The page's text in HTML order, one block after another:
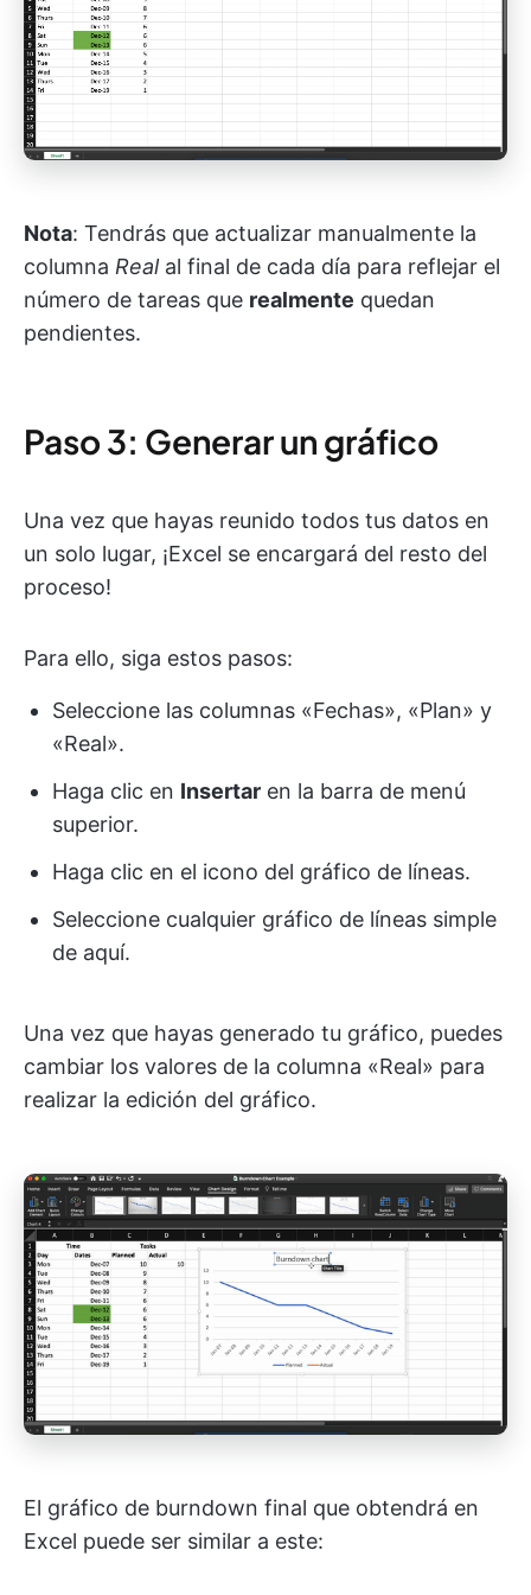
Nota: Tendrás que actualizar manualmente la
columna Realal final de cada día para reflejar el
número de tareas que realmente quedan
pendientes.
Paso 3: Generar un gráfico
Una vez que hayas reunido todos tus datos en
un solo lugar, ¡Excel se encargará del resto del
proceso!
Para ello, siga estos pasos:
Seleccione las columnas «Fechas», «Plan» y
«Real».
Haga clic en Insertar en la barra de menú
superior.
Haga clic en el icono del gráfico de líneas.
Seleccione cualquier gráfico de líneas simple
de aquí.
Una vez que hayas generado tu gráfico, puedes
cambiar los valores de la columna «Real» para
realizar la edición del gráfico.
El gráfico de burndown final que obtendrá en
Excel puede ser similar a este: